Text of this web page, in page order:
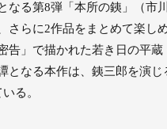
る第8弾「本所の銕」（市
さらに2作品をまとめて楽し
告」で描かれた若き日の平
となる本作は、銕三郎を演
る。